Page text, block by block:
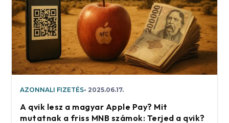
AZONNALI FIZETÉS 2025.06.17.
A qvik lesz a magyar Apple Pay? Mit
mutatnak a friss MNB számok: Terjed a qvik?